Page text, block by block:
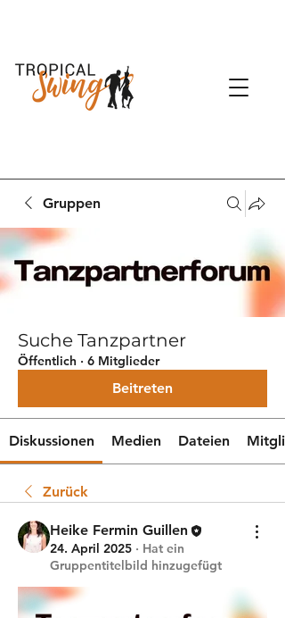
Gruppen
Suche Tanzpartner
Öffentlich · 6 Mitglieder
Beitreten
Diskussionen Medien Dateien
Zurück
Heike Fermin Guillen
24. April 2025 · Hat ein
Gruppentitelbild hinzugefügt